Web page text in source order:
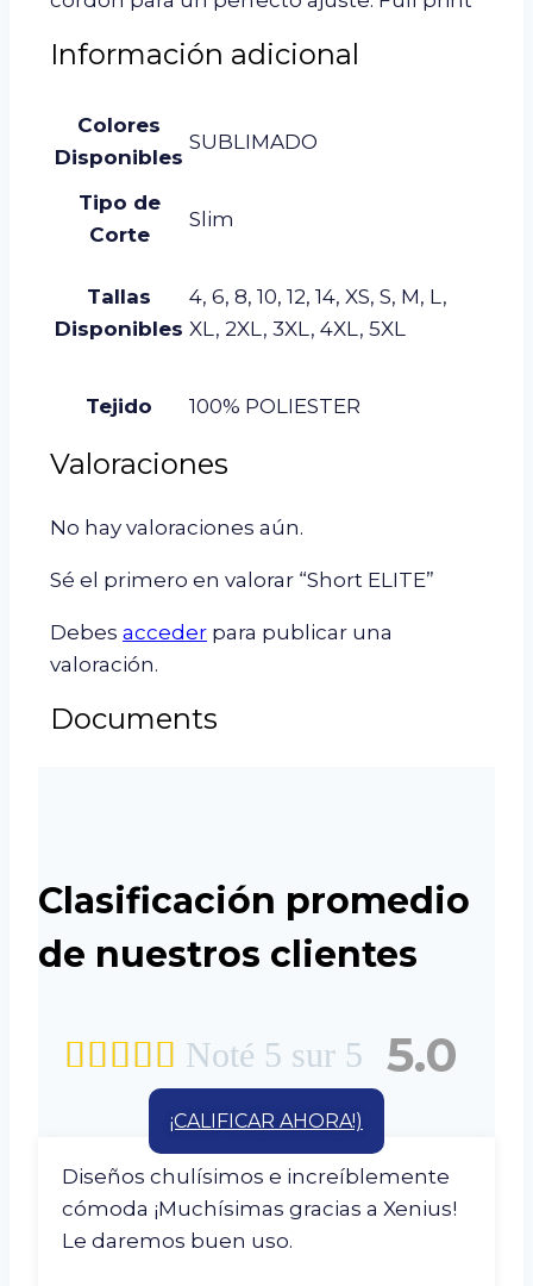
Información adicional
Colores
Disponibles
SUBLIMADO
Tipo de
Corte
Slim
Tallas
Disponibles
4, 6, 8, 10, 12, 14, XS, S, M, L,
XL, 2XL, 3XL, 4XL, 5XL
Tejido 100% POLIESTER
Valoraciones
No hay valoraciones aún.
Sé el primero en valorar “Short ELITE”
Debes acceder para publicar una
valoración.
Documents
Clasificación promedio
de nuestros clientes
5.0
 Noté 5 sur 5
¡CALIFICAR AHORA!)
Diseños chulísimos e increíblemente
cómoda ¡Muchísimas gracias a Xenius!
Le daremos buen uso.